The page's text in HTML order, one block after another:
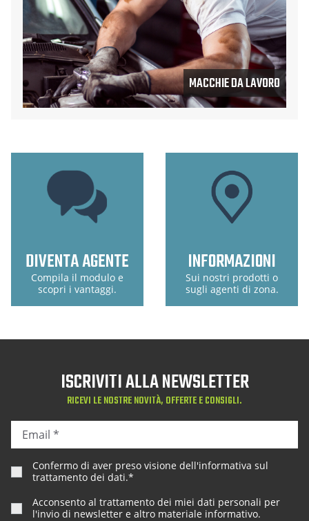
MACCHIE DA LAVORO
DIVENTA AGENTE
Compila il modulo e
scopri i vantaggi.
INFORMAZIONI
Sui nostri prodotti o
sugli agenti di zona.
ISCRIVITI ALLA NEWSLETTER
RICEVI LE NOSTRE NOVITÀ, OFFERTE E CONSIGLI.
Confermo di aver preso visione dell'informativa sul
trattamento dei dati.*
Acconsento al trattamento dei miei dati personali per
l'invio di newsletter e altro materiale informativo.